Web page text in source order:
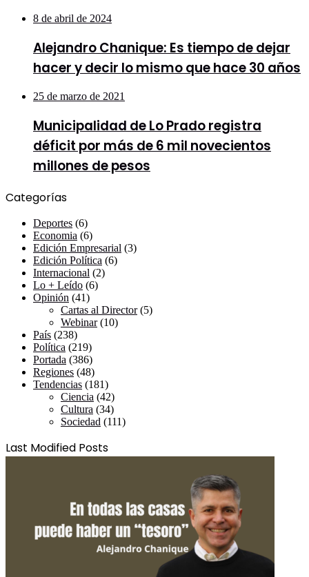
8 de abril de 2024
Alejandro Chanique: Es tiempo de dejar
hacer y decir lo mismo que hace 30 años
25 de marzo de 2021
Municipalidad de Lo Prado registra
déficit por más de 6 mil novecientos
millones de pesos
Categorías
Deportes (6)
Economia (6)
Edición Empresarial (3)
Edición Política (6)
Internacional (2)
Lo + Leído (6)
Opinión (41)
Cartas al Director(5)
Webinar(10)
País (238)
Política (219)
Portada (386)
Regiones (48)
Tendencias (181)
Ciencia (42)
Cultura (34)
Sociedad (111)
Last Modified Posts